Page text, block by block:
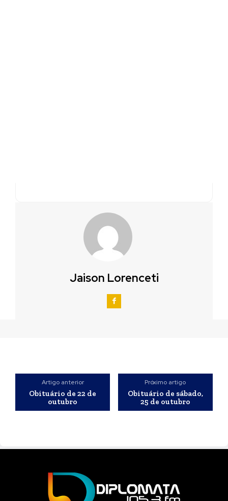
Jaison Lorenceti
Artigo anterior
Obituário de 22 de
outubro
Próximo artigo
Obituário de sábado,
25 de outubro